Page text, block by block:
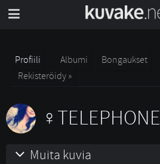
Profiili Albumi Bongaukset
Rekisteröidy »
TELEPHONE
Muita kuvia